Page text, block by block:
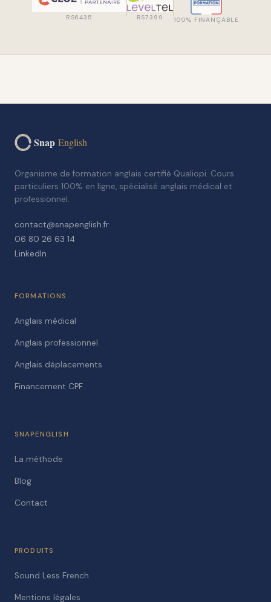
RS6435 RS7399 100% FINANÇABLE
Snap English
Organisme de formation anglais certifié Qualiopi. Cours
particuliers 100% en ligne, spécialisé anglais médical et
professionnel.
contact@snapenglish.fr
06 80 26 63 14
LinkedIn
FORMATIONS
Anglais médical
Anglais professionnel
Anglais déplacements
Financement CPF
SNAPENGLISH
La méthode
Blog
Contact
PRODUITS
Sound Less French
Mentions légales